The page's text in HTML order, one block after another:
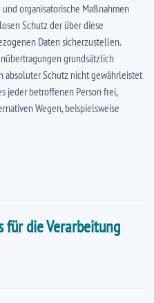
organisatorische Maßnahmen
Schutz der über diese
Daten sicherzustellen.
grundsätzlich
absoluter Schutz nicht gewährleistet
jeder betroffenen Person frei,
Wegen, beispielsweise
für die Verarbeitung